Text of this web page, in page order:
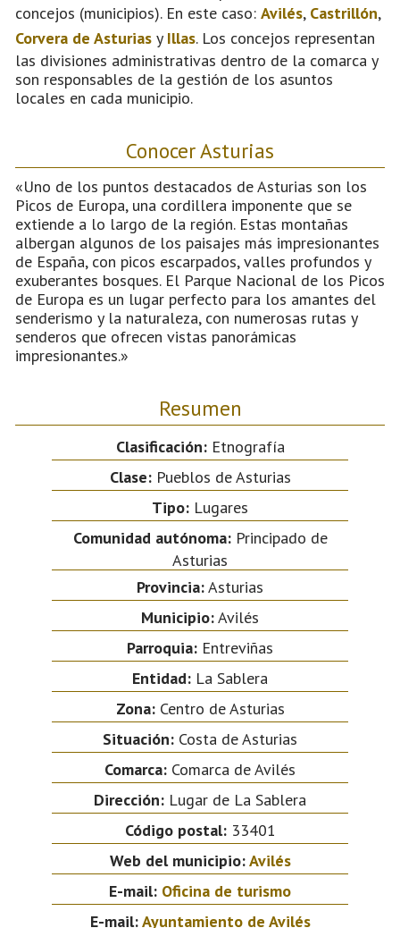
concejos (municipios). En este caso: Avilés, Castrillón,
Corvera de Asturias y Illas. Los concejos representan
las divisiones administrativas dentro de la comarca y
son responsables de la gestión de los asuntos
locales en cada municipio.
Conocer Asturias
«Uno de los puntos destacados de Asturias son los
Picos de Europa, una cordillera imponente que se
extiende a lo largo de la región. Estas montañas
albergan algunos de los paisajes más impresionantes
de España, con picos escarpados, valles profundos y
exuberantes bosques. El Parque Nacional de los Picos
de Europa es un lugar perfecto para los amantes del
senderismo y la naturaleza, con numerosas rutas y
senderos que ofrecen vistas panorámicas
impresionantes.»
Resumen
Clasificación:Etnografía
Clase:Pueblos de Asturias
Tipo: Lugares
Comunidad autónoma:Principado de
Asturias
Provincia:Asturias
Municipio:Avilés
Parroquia: Entreviñas
Entidad: La Sablera
Zona:Centro de Asturias
Situación: Costa de Asturias
Comarca: Comarca de Avilés
Dirección: Lugar de La Sablera
Código postal:33401
Web del municipio:Avilés
E-mail: Oficina de turismo
E-mail:Ayuntamiento de Avilés